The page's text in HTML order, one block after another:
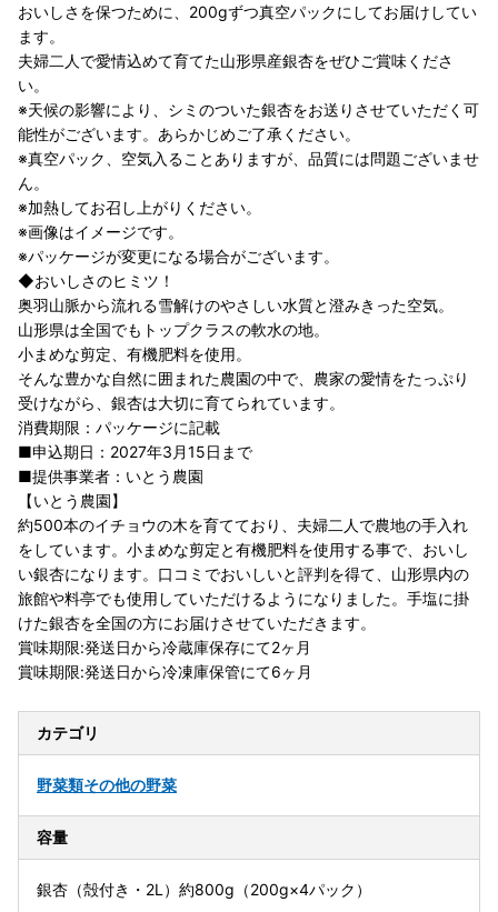
おいしさを保つために、200gずつ真空パックにしてお届けしてい
ます。
夫婦二人で愛情込めて育てた山形県産銀杏をぜひご賞味くださ
い。
※天候の影響により、シミのついた銀杏をお送りさせていただく可
能性がございます。あらかじめご了承ください。
※真空パック、空気入ることありますが、品質には問題ございませ
ん。
※加熱してお召し上がりください。
※画像はイメージです。
※パッケージが変更になる場合がございます。
◆おいしさのヒミツ！
奥羽山脈から流れる雪解けのやさしい水質と澄みきった空気。
山形県は全国でもトップクラスの軟水の地。
小まめな剪定、有機肥料を使用。
そんな豊かな自然に囲まれた農園の中で、農家の愛情をたっぷり
受けながら、銀杏は大切に育てられています。
消費期限：パッケージに記載
■申込期日：2027年3月15日まで
■提供事業者：いとう農園
【いとう農園】
約500本のイチョウの木を育てており、夫婦二人で農地の手入れ
をしています。小まめな剪定と有機肥料を使用する事で、おいし
い銀杏になります。口コミでおいしいと評判を得て、山形県内の
旅館や料亭でも使用していただけるようになりました。手塩に掛
けた銀杏を全国の方にお届けさせていただきます。
賞味期限:発送日から冷蔵庫保存にて2ヶ月
賞味期限:発送日から冷凍庫保管にて6ヶ月
カテゴリ
野菜類その他の野菜
容量
銀杏（殻付き・2L）約800g（200g×4パック）